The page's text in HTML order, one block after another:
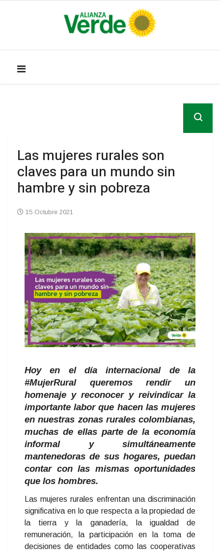
Las mujeres rurales son
claves para un mundo sin
hambre y sin pobreza
15 Octubre 2021
Hoy en el día internacional de la
#MujerRural queremos rendir un
homenaje y reconocer y reivindicar la
importante labor que hacen las mujeres
en nuestras zonas rurales colombianas,
muchas de ellas parte de la economía
informal y simultáneamente
mantenedoras de sus hogares, puedan
contar con las mismas oportunidades
que los hombres.
Las mujeres rurales enfrentan una discriminación
significativa en lo que respecta a la propiedad de
la tierra y la ganadería, la igualdad de
remuneración, la participación en la toma de
decisiones de entidades como las cooperativas